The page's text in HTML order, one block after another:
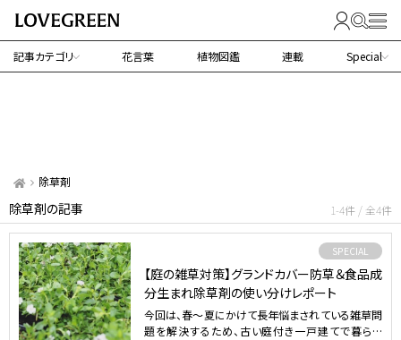
記事カテゴリ 花言葉 植物図鑑 連載 Special
除草剤
除草剤の記事 1-4件 / 全4件
SPECIAL
【庭の雑草対策】グランドカバー防草＆食品成
分生まれ除草剤の使い分けレポート
今回は、春～夏にかけて長年悩まされている雑草問
題を解決するため、古い庭付き一戸建てで暮らす